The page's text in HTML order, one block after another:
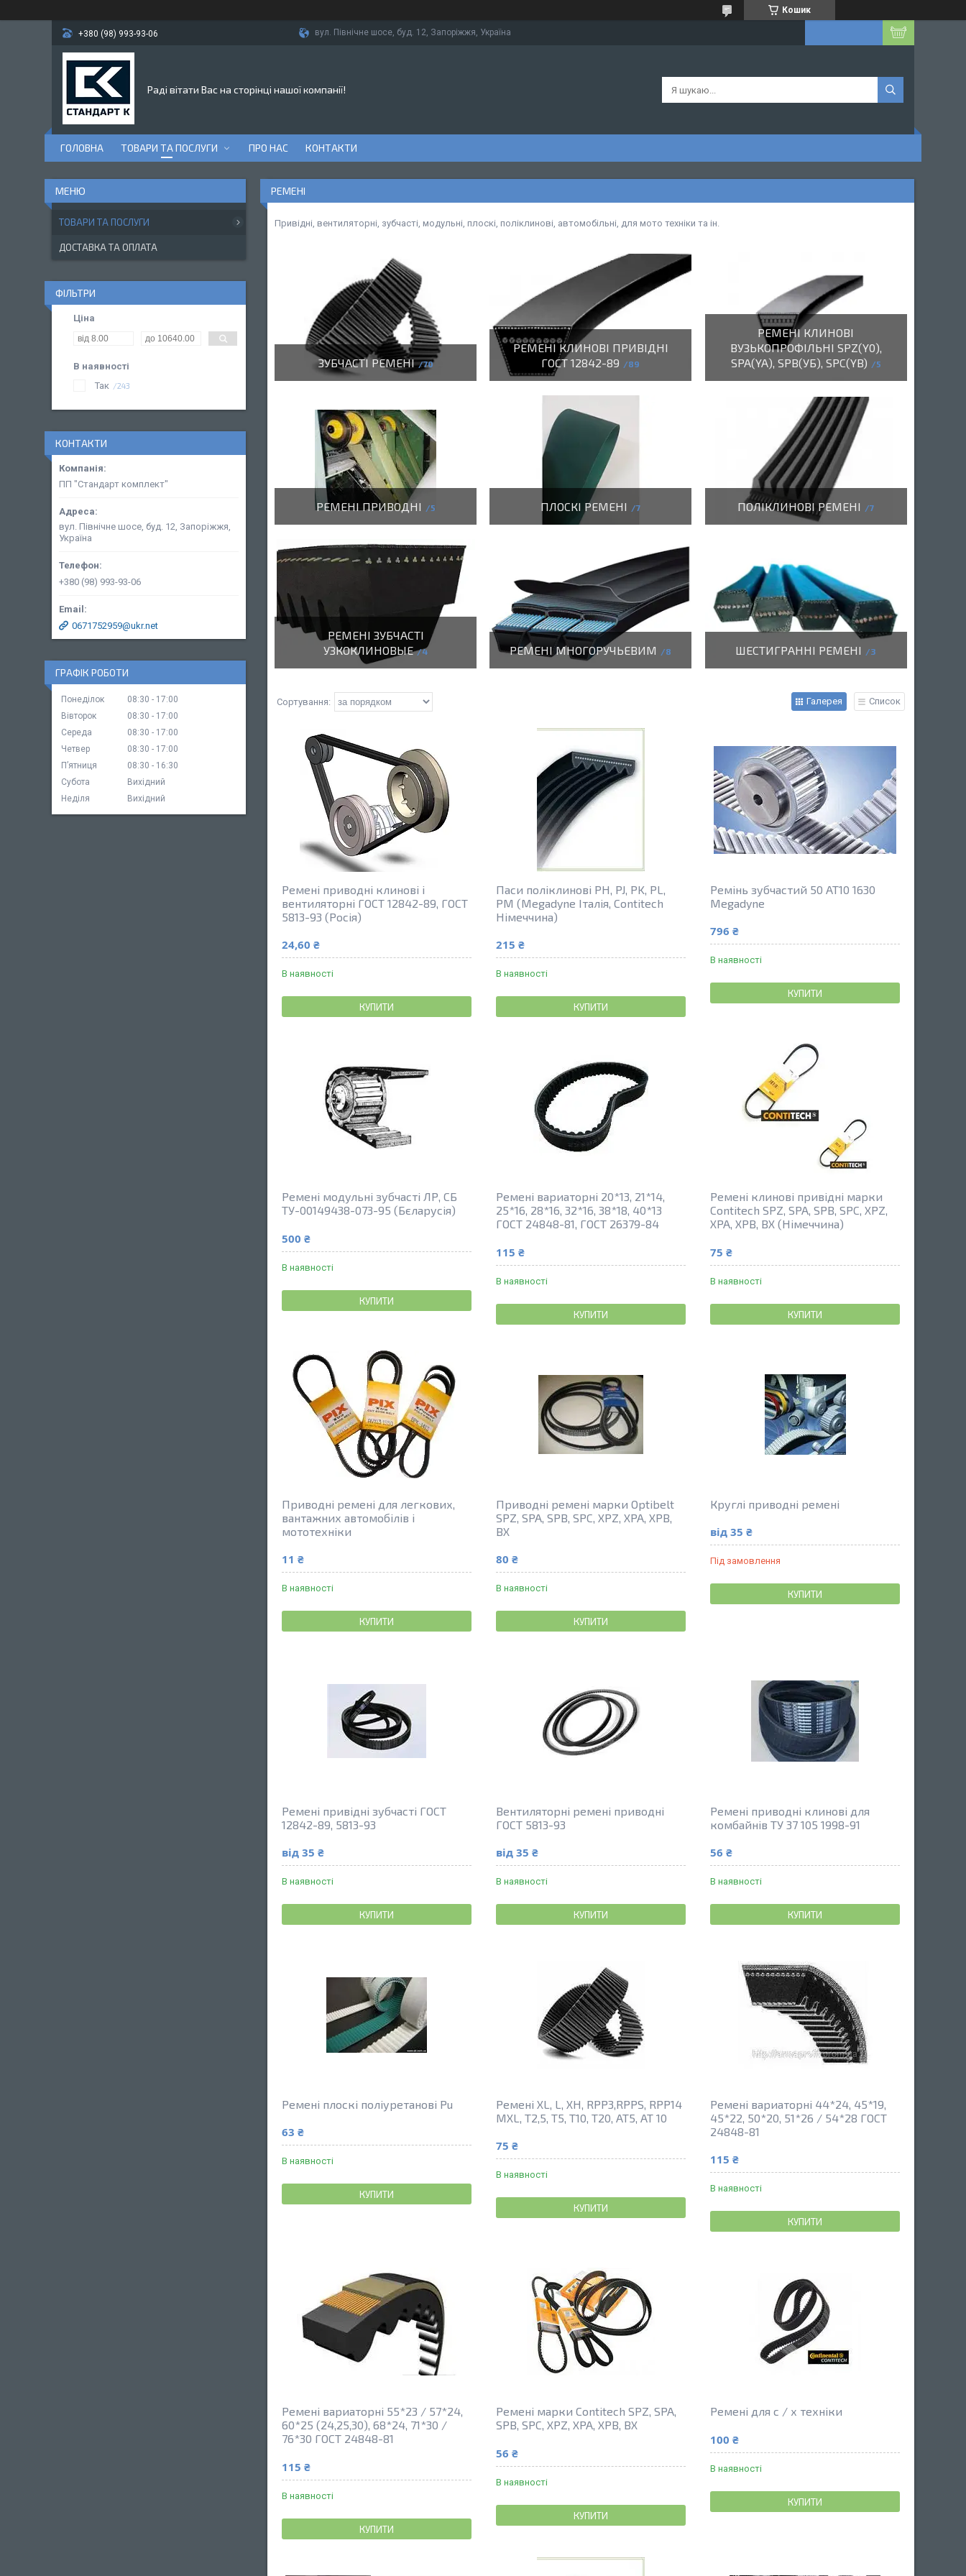
Кошик
+380 (98) 993-93-06 вул. Північне шосе, буд. 12, Запоріжжя, Україна
Раді вітати Вас на сторінці нашої компанії!
ГОЛОВНА ТОВАРИ ТА ПОСЛУГИ ПРО НАС КОНТАКТИ
РЕМЕНІ
Привідні, вентиляторні, зубчасті, модульні, плоскі, поліклинові, автомобільні, для мото техніки та ін.
ЗУБЧАСТІ РЕМЕНІ 70
РЕМЕНІ КЛИНОВІ ПРИВІДНІ
ГОСТ 12842-89
89
РЕМЕНІ КЛИНОВІ
ВУЗЬКОПРОФІЛЬНІ SPZ(Y0),
SPA(YA), SPB(УБ), SPC(YB)
5
РЕМЕНІ ПРИВОДНІ 5 ПЛОСКІ РЕМЕНІ 7 ПОЛІКЛИНОВІ РЕМЕНІ 7
РЕМЕНІ ЗУБЧАСТІ
УЗКОКЛИНОВЫЕ
4 РЕМЕНІ МНОГОРУЧЬЕВИМ 8 ШЕСТИГРАННІ РЕМЕНІ 3
Галерея Список
Ремені приводні клинові і
вентиляторні ГОСТ 12842-89, ГОСТ
5813-93 (Росія)
24,60 ₴
В наявності
КУПИТИ
Паси поліклинові PH, PJ, PK, PL,
PM (Megadyne Італія, Contitech
Німеччина)
215 ₴
В наявності
КУПИТИ
Ремінь зубчастий 50 AT10 1630
Megadyne
796 ₴
В наявності
КУПИТИ
Ремені модульні зубчасті ЛР, СБ
ТУ-00149438-073-95 (Бєларусія)
500 ₴
В наявності
КУПИТИ
Ремені вариаторні 20*13, 21*14,
25*16, 28*16, 32*16, 38*18, 40*13
ГОСТ 24848-81, ГОСТ 26379-84
115 ₴
В наявності
КУПИТИ
Ремені клинові привідні марки
Contitech SPZ, SPA, SPB, SPC, XPZ,
XPA, XPB, BX (Німеччина)
75 ₴
В наявності
КУПИТИ
Приводні ремені для легкових,
вантажних автомобілів і
мототехніки
11 ₴
В наявності
КУПИТИ
Приводні ремені марки Optibelt
SPZ, SPA, SPB, SPC, XPZ, XPA, XPB,
BX
80 ₴
В наявності
КУПИТИ
Круглі приводні ремені
від 35 ₴
Під замовлення
КУПИТИ
Ремені привідні зубчасті ГОСТ
12842-89, 5813-93
від 35 ₴
В наявності
КУПИТИ
Вентиляторні ремені приводні
ГОСТ 5813-93
від 35 ₴
В наявності
КУПИТИ
Ремені приводні клинові для
комбайнів ТУ 37 105 1998-91
56 ₴
В наявності
КУПИТИ
Ремені плоскі поліуретанові Pu
63 ₴
В наявності
КУПИТИ
Ремені XL, L, XH, RPP3,RPPS, RPP14
MXL, T2,5, T5, T10, T20, AT5, AT 10
75 ₴
В наявності
КУПИТИ
Ремені вариаторні 44*24, 45*19,
45*22, 50*20, 51*26 / 54*28 ГОСТ
24848-81
115 ₴
В наявності
КУПИТИ
Ремені вариаторні 55*23 / 57*24,
60*25 (24,25,30), 68*24, 71*30 /
76*30 ГОСТ 24848-81
115 ₴
В наявності
КУПИТИ
Ремені марки Contitech SPZ, SPA,
SPB, SPC, XPZ, XPA, XPB, BX
56 ₴
В наявності
КУПИТИ
Ремені для с / х техніки
100 ₴
В наявності
КУПИТИ
ТОВАРИ ТА ПОСЛУГИ
ДОСТАВКА ТА ОПЛАТА
ФІЛЬТРИ
Ціна
В наявності
Так
243
КОНТАКТИ
ПП "Стандарт комплект"
вул. Північне шосе, буд. 12, Запоріжжя,
Україна
+380 (98) 993-93-06
0671752959@ukr.net
ГРАФІК РОБОТИ
Понеділок 08:30
17:00
Вівторок
08:30
17:00
Середа
08:30
17:00
Четвер
08:30
17:00
Пʼятниця
08:30
16:30
Субота
Вихідний
Неділя
Вихідний